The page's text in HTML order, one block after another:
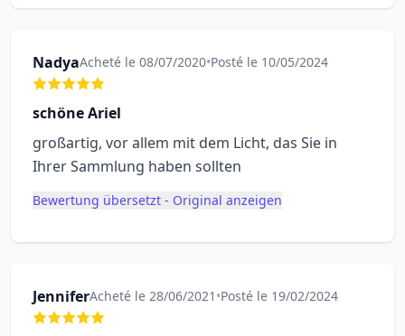
NadyaAcheté le 08/07/2020•Posté le 10/05/2024
schöne Ariel
großartig, vor allem mit dem Licht, das Sie in
Ihrer Sammlung haben sollten
Bewertung übersetzt - Original anzeigen
JenniferAcheté le 28/06/2021 •Posté le 19/02/2024